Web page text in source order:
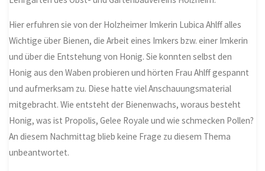
Hier erfuhren sie von der Holzheimer Imkerin Lubica Ahlff alles
Wichtige über Bienen, die Arbeit eines Imkers bzw. einer Imkerin
und über die Entstehung von Honig. Sie konnten selbst den
Honig aus den Waben probieren und hörten Frau Ahlff gespannt
und aufmerksam zu. Diese hatte viel Anschauungsmaterial
mitgebracht. Wie entsteht der Bienenwachs, woraus besteht
Honig, was ist Propolis, Gelee Royale und wie schmecken Pollen?
An diesem Nachmittag blieb keine Frage zu diesem Thema
unbeantwortet.